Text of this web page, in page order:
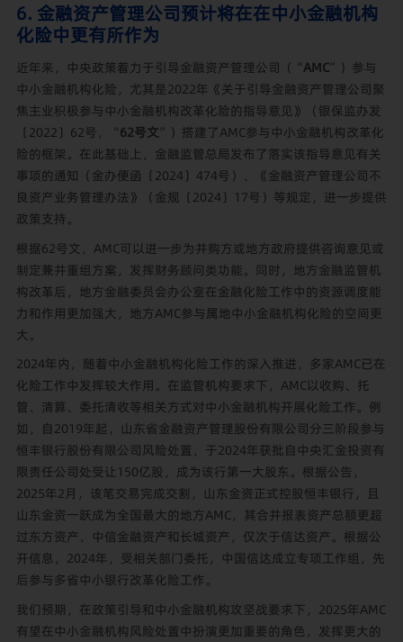
6. 金融资产管理公司预计将在在中小金融机构
化险中更有所作为
近年来，中央政策着力于引导金融资产管理公司（“AMC”）参与
中小金融机构化险，尤其是2022年《关于引导金融资产管理公司聚
焦主业积极参与中小金融机构改革化险的指导意见》（银保监办发
〔2022〕62号，“62号文”）搭建了AMC参与中小金融机构改革化
险的框架。在此基础上，金融监管总局发布了落实该指导意见有关
事项的通知（金办便函〔2024〕474号）、《金融资产管理公司不
良资产业务管理办法》（金规〔2024〕17号）等规定，进一步提供
政策支持。
根据62号文，AMC可以进一步为并购方或地方政府提供咨询意见或
制定兼并重组方案，发挥财务顾问类功能。同时，地方金融监管机
构改革后，地方金融委员会办公室在金融化险工作中的资源调度能
力和作用更加强大，地方AMC参与属地中小金融机构化险的空间更
大。
2024年内，随着中小金融机构化险工作的深入推进，多家AMC已在
化险工作中发挥较大作用。在监管机构要求下，AMC以收购、托
管、清算、委托清收等相关方式对中小金融机构开展化险工作。例
如，自2019年起，山东省金融资产管理股份有限公司分三阶段参与
恒丰银行股份有限公司风险处置，于2024年获批自中央汇金投资有
限责任公司处受让150亿股，成为该行第一大股东。根据公告，
2025年2月，该笔交易完成交割，山东金资正式控股恒丰银行，且
山东金资一跃成为全国最大的地方AMC，其合并报表资产总额更超
过东方资产、中信金融资产和长城资产，仅次于信达资产。根据公
开信息，2024年，受相关部门委托，中国信达成立专项工作组，先
后参与多省中小银行改革化险工作。
我们预期，在政策引导和中小金融机构攻坚战要求下，2025年AMC
有望在中小金融机构风险处置中扮演更加重要的角色，发挥更大的